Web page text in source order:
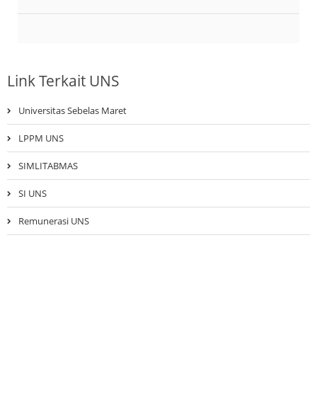
Link Terkait UNS
Universitas Sebelas Maret
LPPM UNS
SIMLITABMAS
SI UNS
Remunerasi UNS